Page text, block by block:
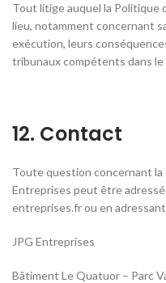
Tout litige auquel la
lieu, notamment concernant
exécution, leurs
tribunaux compétents dans le
12. Contact
Toute question concernant
Entreprises peut être
entreprises.fr ou en
JPG Entreprises
Bâtiment Le Quatuor – Parc